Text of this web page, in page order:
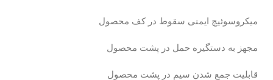
ميکروسوئيچ ايمنی سقوط در کف محصول
مجهز به دستگيره حمل در پشت محصول
قابليت جمع شدن سيم در پشت محصول